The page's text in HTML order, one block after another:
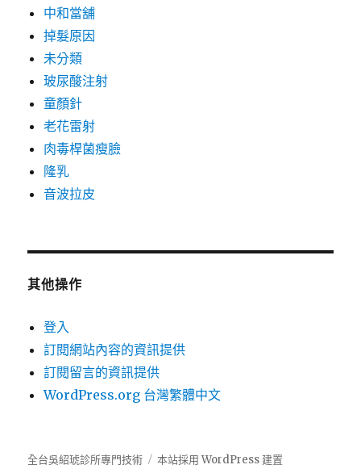
中和當舖
掉髮原因
未分類
玻尿酸注射
童顏針
老花雷射
肉毒桿菌瘦臉
隆乳
音波拉皮
其他操作
登入
訂閱網站內容的資訊提供
訂閱留言的資訊提供
WordPress.org 台灣繁體中文
全台吳紹琥診所專門技術 本站採用 WordPress 建置